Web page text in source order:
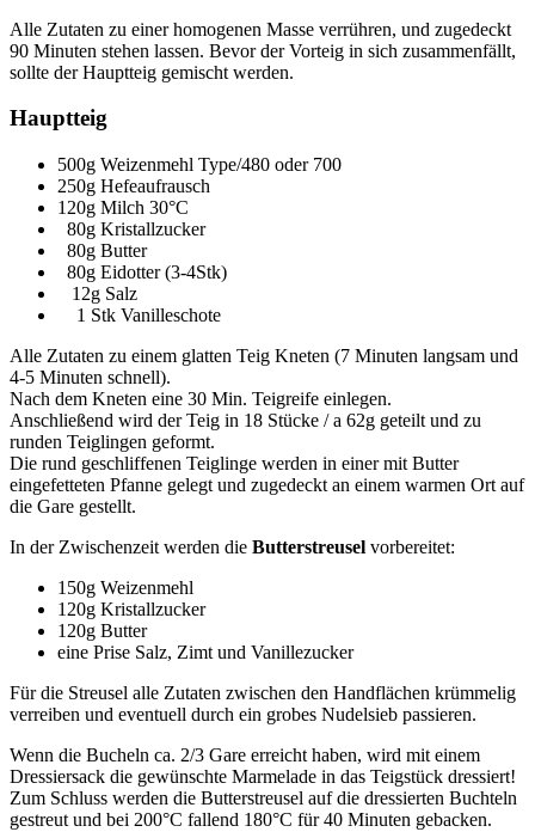
Alle Zutaten zu einer homogenen Masse verrühren, und zugedeckt
90 Minuten stehen lassen. Bevor der Vorteig in sich zusammenfällt,
sollte der Hauptteig gemischt werden.
Hauptteig
500g Weizenmehl Type/480 oder 700
250g Hefeaufrausch
120g Milch 30°C
80g Kristallzucker
80g Butter
80g Eidotter (3-4Stk)
12g Salz
1 Stk Vanilleschote
Alle Zutaten zu einem glatten Teig Kneten (7 Minuten langsam und
4-5 Minuten schnell).
Nach dem Kneten eine 30 Min. Teigreife einlegen.
Anschließend wird der Teig in 18 Stücke / a 62g geteilt und zu
runden Teiglingen geformt.
Die rund geschliffenen Teiglinge werden in einer mit Butter
eingefetteten Pfanne gelegt und zugedeckt an einem warmen Ort auf
die Gare gestellt.
In der Zwischenzeit werden die Butterstreusel vorbereitet:
150g Weizenmehl
120g Kristallzucker
120g Butter
eine Prise Salz, Zimt und Vanillezucker
Für die Streusel alle Zutaten zwischen den Handflächen krümmelig
verreiben und eventuell durch ein grobes Nudelsieb passieren.
Wenn die Bucheln ca. 2/3 Gare erreicht haben, wird mit einem
Dressiersack die gewünschte Marmelade in das Teigstück dressiert!
Zum Schluss werden die Butterstreusel auf die dressierten Buchteln
gestreut und bei 200°C fallend 180°C für 40 Minuten gebacken.